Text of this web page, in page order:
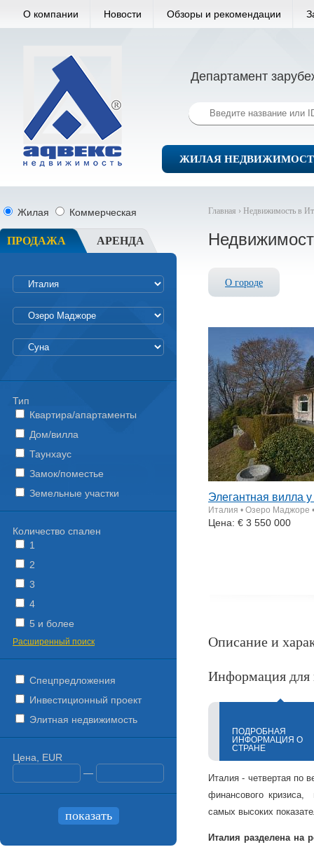
О компании Новости Обзоры и рекомендации
Департамент
ЖИЛАЯ
Главная › Недвижимость в
О городе
Элегантная вилла
Италия • Озеро Маджоре
Цена: € 3 550 000
Описание и
Информация для
ПОДРОБНАЯ
ИНФОРМАЦИЯ О
СТРАНЕ
Италия - четвертая по
финансового
самых высоких
Италия разделена на
Жилая Коммерческая
ПРОДАЖА АРЕНДА
Тип
Квартира/апартаменты
Дом/вилла
Таунхаус
Замок/поместье
Земельные участки
Количество спален
1
2
3
4
5 и более
Расширенный поиск
Спецпредложения
Инвестиционный проект
Элитная недвижимость
Цена, EUR
—